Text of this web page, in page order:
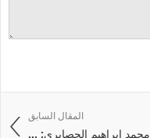
المقال السابق
محمد ابراهيم الحصايري: ...